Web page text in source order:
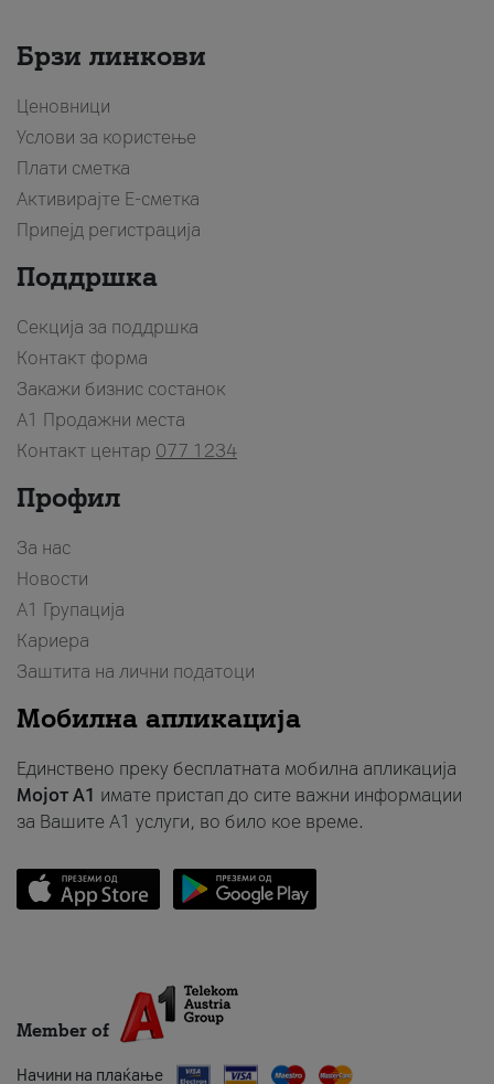
Брзи линкови
Ценовници
Услови за користење
Плати сметка
Активирајте Е-сметка
Припејд регистрација
Поддршка
Секција за поддршка
Контакт форма
Закажи бизнис состанок
A1 Продажни места
Контакт центар 077 1234
Профил
За нас
Новости
А1 Групација
Кариера
Заштита на лични податоци
Мобилна апликација
Единствено преку бесплатната мобилна апликација
Мојот A1 имате пристап до сите важни информации
за Вашите A1 услуги, во било кое време.
Member of
Начини на плаќање